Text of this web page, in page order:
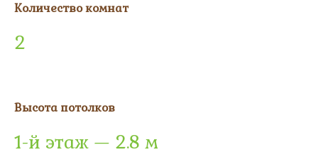
Количество комнат
2
Высота потолков
1-й этаж — 2.8 м